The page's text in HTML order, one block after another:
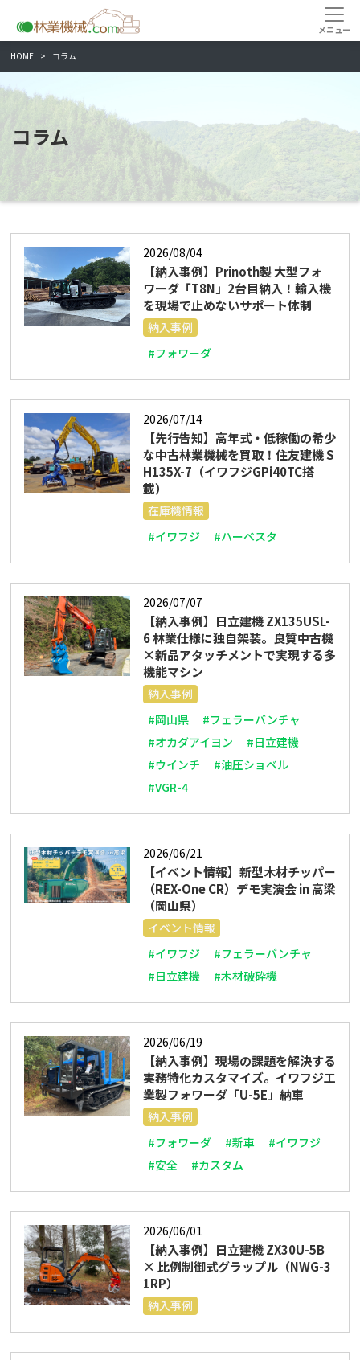
HOME コラム
コラム
2026/08/04
【納入事例】Prinoth製 大型フォ
ワーダ「T8N」2台目納入！輸入機
を現場で止めないサポート体制
納入事例
#フォワーダ
2026/07/14
【先行告知】高年式・低稼働の希少
な中古林業機械を買取！住友建機 S
H135X-7（イワフジGPi40TC搭
載）
在庫機情報
#イワフジ
#ハーベスタ
2026/07/07
【納入事例】日立建機 ZX135USL-
6 林業仕様に独自架装。良質中古機
×新品アタッチメントで実現する多
機能マシン
納入事例
#岡山県
#フェラーバンチャ
#オカダアイヨン
#日立建機
#ウインチ
#油圧ショベル
#VGR-4
2026/06/21
【イベント情報】新型木材チッパー
（REX-One CR）デモ実演会 in 高梁
（岡山県）
イベント情報
#イワフジ
#フェラーバンチャ
#日立建機
#木材破砕機
2026/06/19
【納入事例】現場の課題を解決する
実務特化カスタマイズ。イワフジ工
業製フォワーダ「U-5E」納車
納入事例
#フォワーダ
#新車
#イワフジ
#安全
#カスタム
2026/06/01
【納入事例】日立建機 ZX30U-5B
× 比例制御式グラップル（NWG-3
1RP）
納入事例